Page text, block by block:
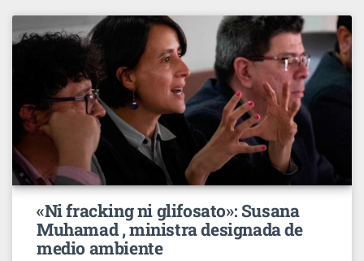
«Ni fracking ni glifosato»: Susana
Muhamad , ministra designada de
medio ambiente